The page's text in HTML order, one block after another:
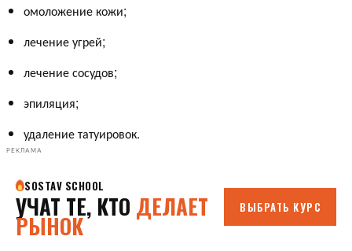
омоложение кожи;
лечение угрей;
лечение сосудов;
эпиляция;
удаление татуировок.
РЕКЛАМА